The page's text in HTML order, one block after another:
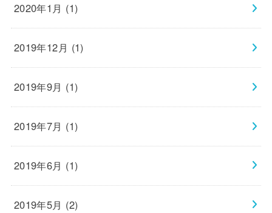
2020年1月 (1)
2019年12月 (1)
2019年9月 (1)
2019年7月 (1)
2019年6月 (1)
2019年5月 (2)